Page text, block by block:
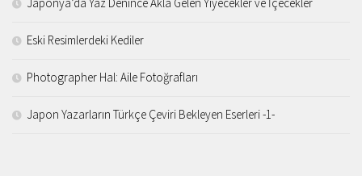
Japonya’da Yaz Denince Akla Gelen Yiyecekler ve İçecekler
Eski Resimlerdeki Kediler
Photographer Hal: Aile Fotoğrafları
Japon Yazarların Türkçe Çeviri Bekleyen Eserleri -1-